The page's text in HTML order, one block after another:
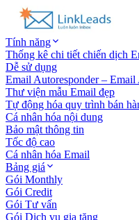
Tính năng
Thống kê chi tiết chiến dịch
Dễ sử dụng
Email Autoresponder –
Thư viện mẫu Email đẹp
Tự động hóa quy trình bán
Cá nhân hóa nội dung
Bảo mật thông tin
Tốc độ cao
Cá nhân hóa Email
Bảng giá
Gói Monthly
Gói Credit
Gói Tư vấn
Gói Dịch vụ gia tăng